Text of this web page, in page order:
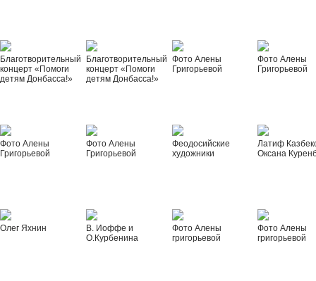
Благотворительный
концерт «Помоги
детям Донбасса!»
Благотворительный
концерт «Помоги
детям Донбасса!»
Фото Алены
Григорьевой
Фото Алены
Григорьевой
Фото Алены
Григорьевой
Фото Алены
Григорьевой
Феодосийские
художники
Латиф
Оксана
Олег Яхнин
В. Иоффе и
О.Курбенина
Фото Алены
григорьевой
Фото Алены
григорьевой